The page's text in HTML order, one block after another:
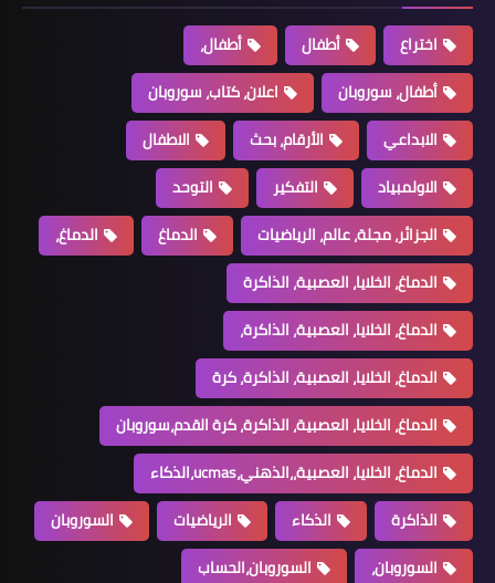
اختراع أطفال
أطفال،
أطفال، سوروبان
اعلان، كتاب، سوروبان
الابداعي
الأرقام، بحث
الاطفال
الاولمبياد
التفكير
التوحد
الجزائر، مجلة، عالم، الرياضيات
الدماغ
الدماغ،
الدماغ، الخلايا، العصبية، الذاكرة
الدماغ، الخلايا، العصبية، الذاكرة،
الدماغ، الخلايا، العصبية، الذاكرة، كرة
الدماغ، الخلايا، العصبية، الذاكرة، كرة القدم،سوروبان
الدماغ، الخلايا، العصبية،،الذهني،ucmas،الذكاء
الذاكرة
الذكاء الرياضيات
السوروبان
السوروبان،
السوروبان،الحساب